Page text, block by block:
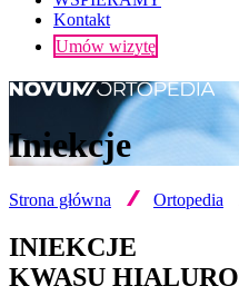
Kontakt
Umów wizytę
Iniekcje
Strona główna Ortopedia
INIEKCJE
KWASU